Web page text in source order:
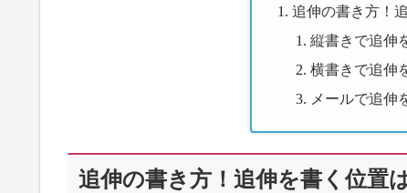
追伸の書き方！
縦書きで追伸
横書きで追伸
メールで追伸
追伸の書き方！追伸を書く位置